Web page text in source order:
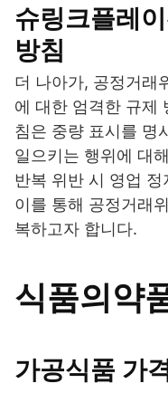
슈링크플레
방침
더 나아가, 공정거래
에 대한 엄격한 규제
침은 중량 표시를 명
일으키는 행위에 대
반복 위반 시 영업
이를 통해 공정거래
복하고자 합니다.
식품의약
가공식품 가